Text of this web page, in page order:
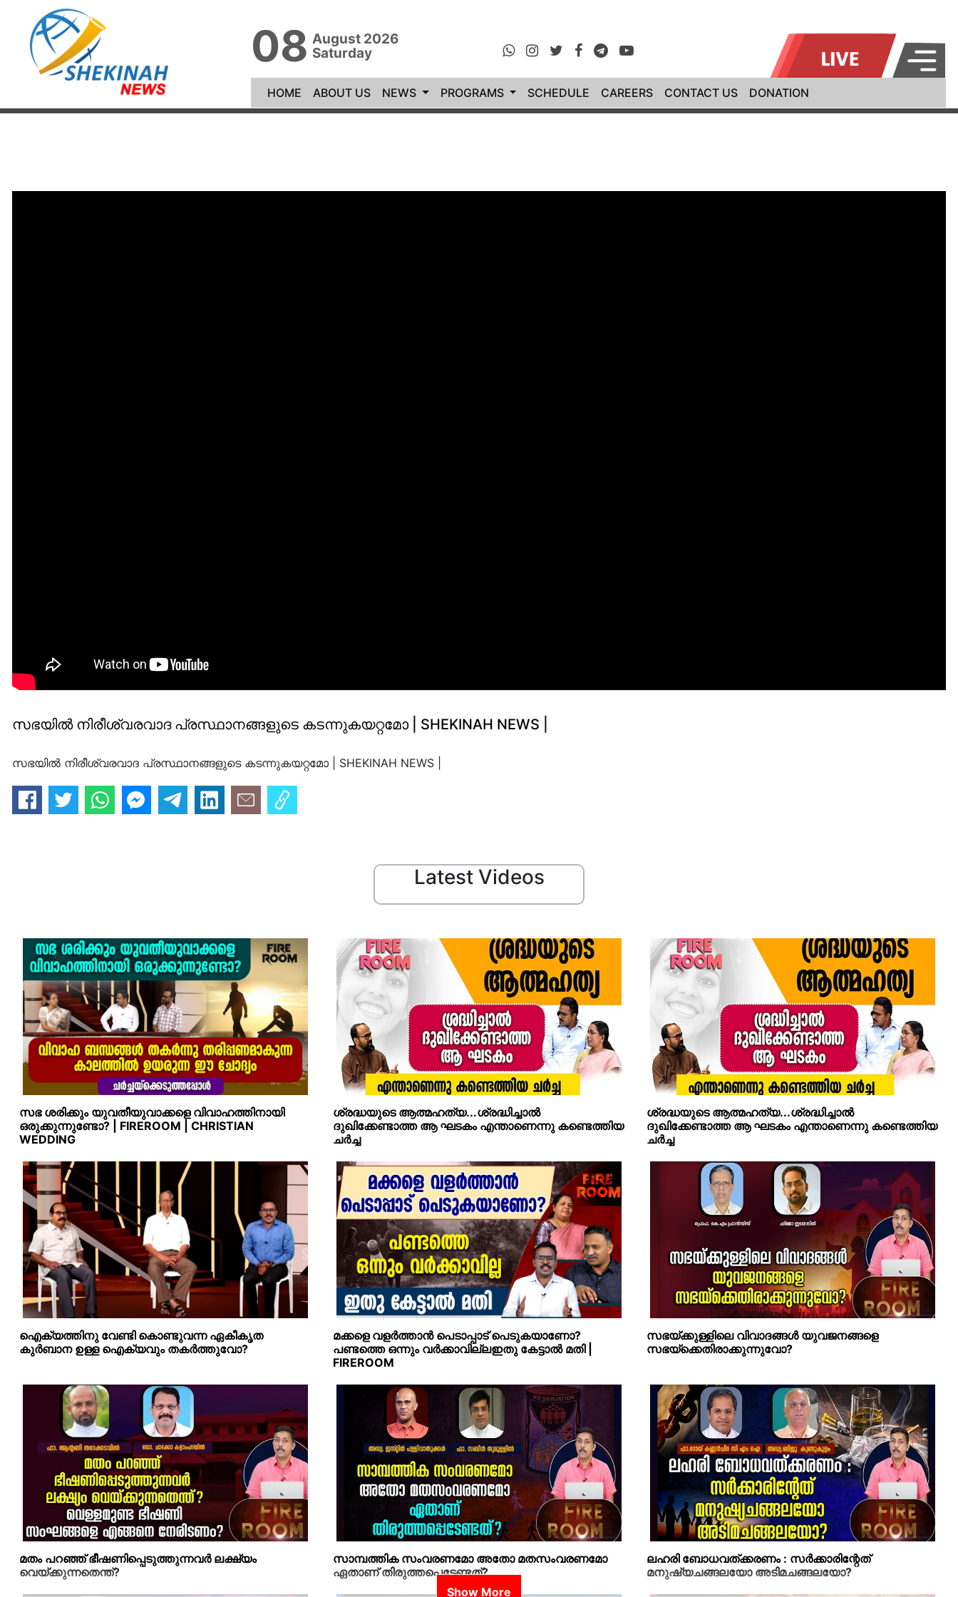
08 August 2026
Saturday
HOME (current)
ABOUT US NEWS PROGRAMS SCHEDULE CAREERS CONTACT US DONATION
സഭയില്‍ നിരീശ്വരവാദ പ്രസ്ഥാനങ്ങളുടെ കടന്നുകയറ്റമോ | SHEKINAH NEWS |
സഭയില്‍ നിരീശ്വരവാദ പ്രസ്ഥാനങ്ങളുടെ കടന്നുകയറ്റമോ | SHEKINAH NEWS |
Latest Videos
സഭ ശരിക്കും യുവതീയുവാക്കളെ വിവാഹത്തിനായി
ഒരുക്കുന്നുണ്ടോ? | FIREROOM | CHRISTIAN
WEDDING
ശ്രദ്ധയുടെ ആത്മഹത്യ...ശ്രദ്ധിച്ചാല്‍
ദുഖിക്കേണ്ടാത്ത ആ ഘടകം എന്താണെന്നു കണ്ടെത്തിയ
ചര്‍ച്ച
ശ്രദ്ധയുടെ ആത്മഹത്യ...ശ്രദ്ധിച്ചാല്‍
ദുഖിക്കേണ്ടാത്ത ആ ഘടകം എന്താണെന്നു കണ്ടെത്തിയ
ചര്‍ച്ച
ഐക്യത്തിനു വേണ്ടി കൊണ്ടുവന്ന ഏകീകൃത
കുര്‍ബാന ഉള്ള ഐക്യവും തകര്‍ത്തുവോ?
മക്കളെ വളര്‍ത്താന്‍ പെടാപ്പാട് പെടുകയാണോ?
പണ്ടത്തെ ഒന്നും വര്‍ക്കാവില്ലഇതു കേട്ടാല്‍ മതി |
FIREROOM
സഭയ്ക്കുള്ളിലെ വിവാദങ്ങള്‍ യുവജനങ്ങളെ
സഭയ്‌ക്കെതിരാക്കുന്നുവോ?
മതം പറഞ്ഞ് ഭീഷണിപ്പെടുത്തുന്നവര്‍ ലക്ഷ്യം
വെയ്ക്കുന്നതെന്ത്?
സാമ്പത്തിക സംവരണമോ അതോ മതസംവരണമോ
ഏതാണ് തിരുത്തപ്പെടേണ്ടത്?
ലഹരി ബോധവത്ക്കരണം : സര്‍ക്കാരിന്റേത്
മനുഷ്യചങ്ങലയോ അടിമചങ്ങലയോ?